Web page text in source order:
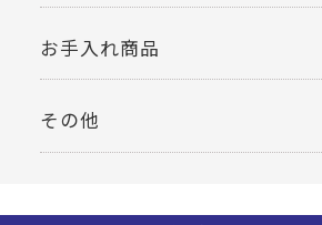
お手入れ商品
その他